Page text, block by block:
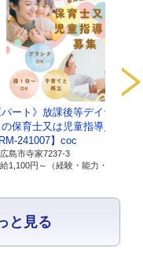
三者提供記録に
ーク
駅前14番28号 寺家駅ノ
と見る
パート》放課後等デイサービ
の保育士又は児童指導員【C-
241007】coc
島市寺家7237-3
1,100円～ （経験・能力・資格により 優遇）